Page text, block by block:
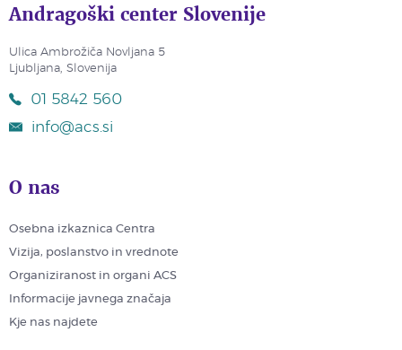
Andragoški center Slovenije
Ulica Ambrožiča Novljana 5
Ljubljana, Slovenija
01 5842 560
info@acs.si
O nas
Osebna izkaznica Centra
Vizija, poslanstvo in vrednote
Organiziranost in organi ACS
Informacije javnega značaja
Kje nas najdete